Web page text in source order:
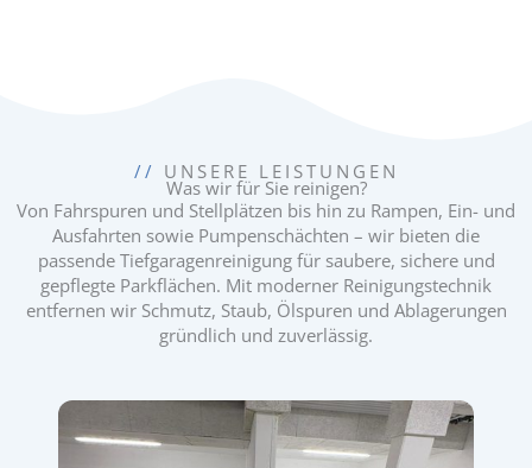
// UNSERE LEISTUNGEN
Was wir für Sie reinigen?
Von Fahrspuren und Stellplätzen bis hin zu Rampen, Ein- und
Ausfahrten sowie Pumpenschächten – wir bieten die
passende Tiefgaragenreinigung für saubere, sichere und
gepflegte Parkflächen. Mit moderner Reinigungstechnik
entfernen wir Schmutz, Staub, Ölspuren und Ablagerungen
gründlich und zuverlässig.